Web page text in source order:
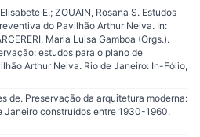
E.; ZOUAIN, Rosana S. Estudos
do Pavilhão Arthur Neiva. In:
Maria Luisa Gamboa (Orgs.).
estudos para o plano de
Arthur Neiva. Rio de Janeiro: In-Fólio,
de. Preservação da arquitetura moderna:
Janeiro construídos entre 1930-1960.